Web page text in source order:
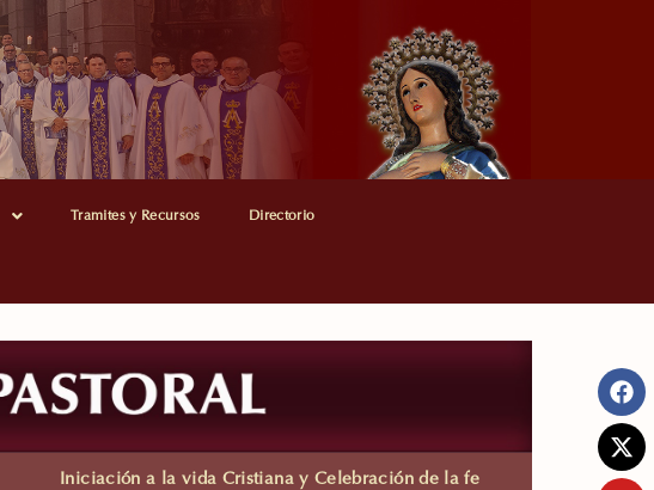
Tramites y Recursos Directorio
Iniciación a la vida Cristiana y Celebración de la fe